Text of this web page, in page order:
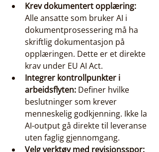
Krev dokumentert opplæring:
Alle ansatte som bruker AI i
dokumentprosessering må ha
skriftlig dokumentasjon på
opplæringen. Dette er et direkte
krav under EU AI Act.
Integrer kontrollpunkter i
arbeidsflyten: Definer hvilke
beslutninger som krever
menneskelig godkjenning. Ikke la
AI-output gå direkte til leveranse
uten faglig gjennomgang.
Velg verktøy med revisjonsspor: